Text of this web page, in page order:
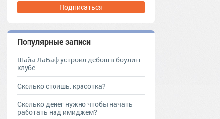
Подписаться
Популярные записи
Шайа ЛаБаф устроил дебош в боулинг
клубе
Сколько стоишь, красотка?
Сколько денег нужно чтобы начать
работать над имиджем?